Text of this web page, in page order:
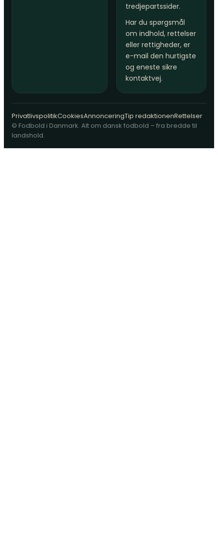
tredjepartssider.
Har du spørgsmål
om indhold, rettelser
eller rettigheder, er
e-mail den hurtigste
og eneste sikre
kontaktvej.
PrivatlivspolitikCookiesAnnonceringTip redaktionenRettelser
© Fodbold i Danmark. Alt om dansk fodbold – fra bredde til
landshold.